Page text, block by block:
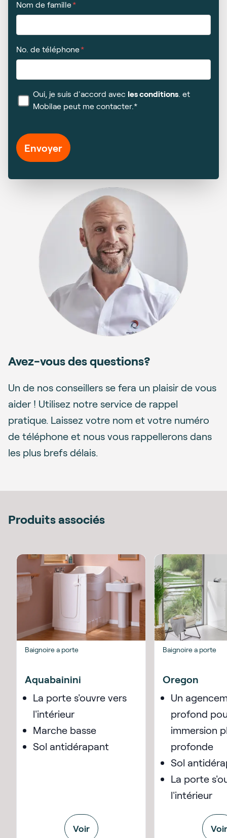
Avez-vous des questions?
Un de nos conseillers se fera un plaisir de vous
aider ! Utilisez notre service de rappel
pratique. Laissez votre nom et votre numéro
de téléphone et nous vous rappellerons dans
les plus brefs délais.
Nom de famille
No. de téléphone
Oui, je suis d'accord avec les conditions. et
Mobilae peut me contacter.*
Envoyer
Produits associés
Baignoire a porte
Aquabainini
La porte s'ouvre vers
l'intérieur
Marche basse
Sol antidérapant
Voir
Baignoire a porte
Oregon
Un
profond
immersion
profonde
Sol
La porte
l'intérieur
Voir